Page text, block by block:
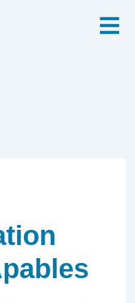
Menu